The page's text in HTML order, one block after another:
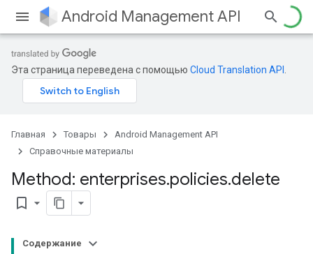
Android Management API
Эта страница переведена с помощью Cloud Translation API
Главная Товары
Android Management API
Справочные материалы
Method: enterprises.policies.delete
bookmark_border
Содержание